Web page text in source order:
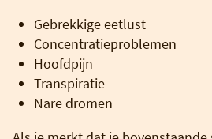
Gebrekkige eetlust
Concentratieproblemen
Hoofdpijn
Transpiratie
Nare dromen